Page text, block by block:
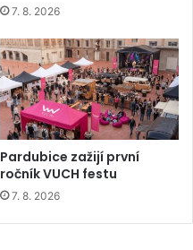
7. 8. 2026
Pardubice zažijí první
ročník VUCH festu
7. 8. 2026